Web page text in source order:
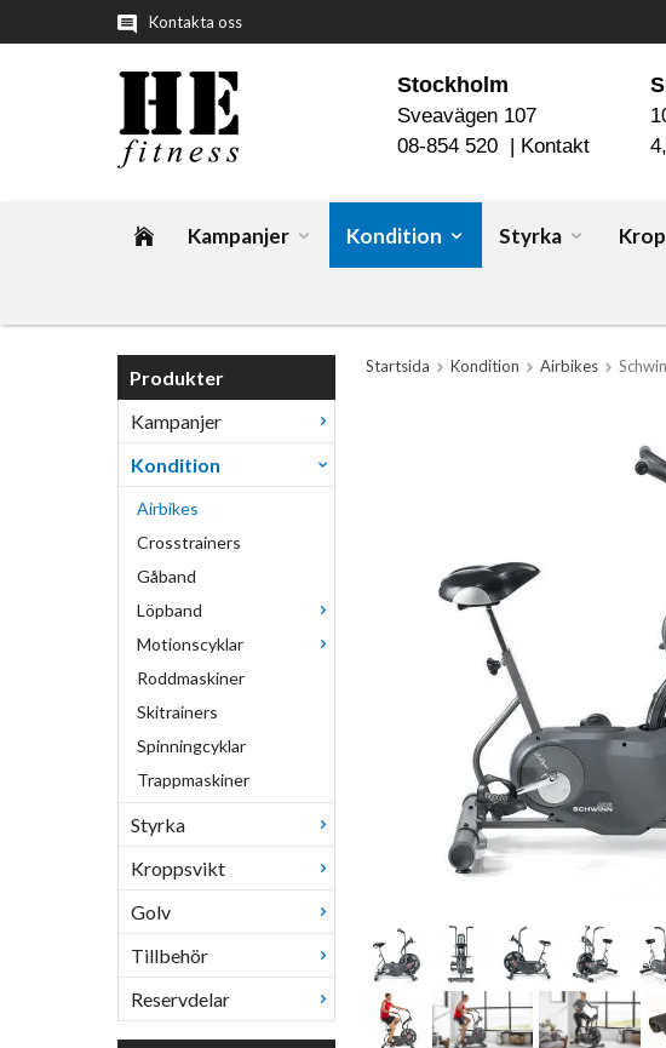
Kontakta oss
Stockholm
Sveavägen 107
08-854 520 | Kontakt
Kampanjer Kondition Styrka
Produkter
Kampanjer
Kondition
Airbikes
Crosstrainers
Gåband
Löpband
Motionscyklar
Roddmaskiner
Skitrainers
Spinningcyklar
Trappmaskiner
Styrka
Kroppsvikt
Golv
Tillbehör
Reservdelar
Startsida Kondition Airbikes